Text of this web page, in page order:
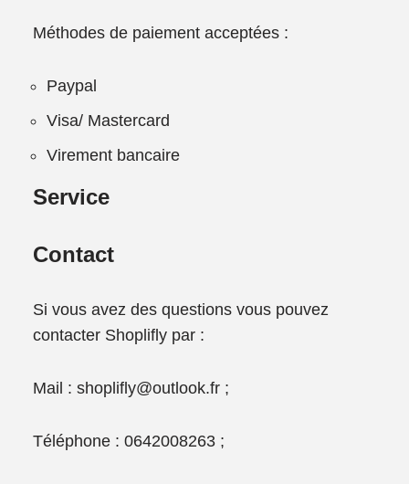
Méthodes de paiement acceptées :
Paypal
Visa/ Mastercard
Virement bancaire
Service
Contact
Si vous avez des questions vous pouvez
contacter Shoplifly par :
Mail : shoplifly@outlook.fr ;
Téléphone : 0642008263 ;